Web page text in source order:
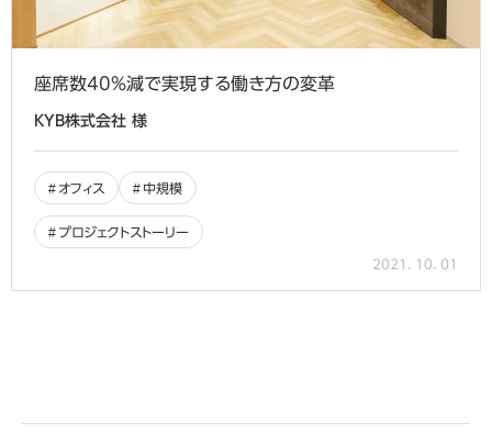
座席数40％減で実現する働き方の変革
KYB株式会社 様
オフィス 中規模
プロジェクトストーリー
2021. 10. 01